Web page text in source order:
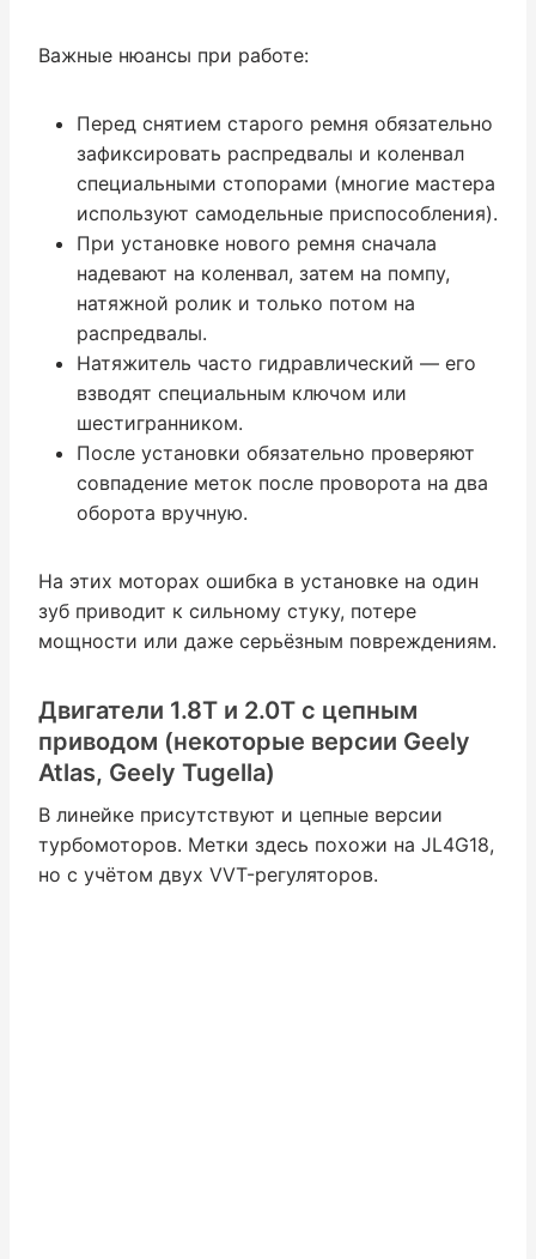
Важные нюансы при работе:
Перед снятием старого ремня обязательно
зафиксировать распредвалы и коленвал
специальными стопорами (многие мастера
используют самодельные приспособления).
При установке нового ремня сначала
надевают на коленвал, затем на помпу,
натяжной ролик и только потом на
распредвалы.
Натяжитель часто гидравлический — его
взводят специальным ключом или
шестигранником.
После установки обязательно проверяют
совпадение меток после проворота на два
оборота вручную.
На этих моторах ошибка в установке на один
зуб приводит к сильному стуку, потере
мощности или даже серьёзным повреждениям.
Двигатели 1.8T и 2.0T с цепным
приводом (некоторые версии Geely
Atlas, Geely Tugella)
В линейке присутствуют и цепные версии
турбомоторов. Метки здесь похожи на JL4G18,
но с учётом двух VVT-регуляторов.